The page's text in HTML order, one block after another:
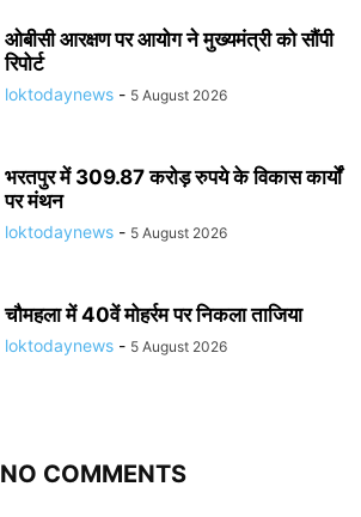
ओबीसी आरक्षण पर आयोग ने मुख्यमंत्री को सौंपी
रिपोर्ट
loktodaynews - 5 August 2026
भरतपुर में 309.87 करोड़ रुपये के विकास कार्यों
पर मंथन
loktodaynews - 5 August 2026
चौमहला में 40वें मोहर्रम पर निकला ताजिया
loktodaynews - 5 August 2026
NO COMMENTS